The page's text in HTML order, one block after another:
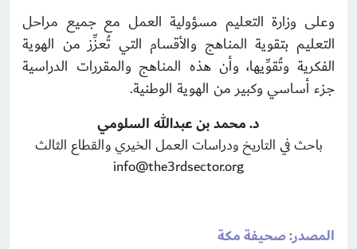
وعلى وزارة التعليم مسؤولية العمل مع جميع مراحل
التعليم بتقوية المناهج والأقسام التي تُعزِّز من الهوية
الفكرية وتُقوِّيها، وأن هذه المناهج والمقررات الدراسية
جزء أساسي وكبير من الهوية الوطنية.
د. محمد بن عبدالله السلومي
باحث في التاريخ ودراسات العمل الخيري والقطاع الثالث
info@the3rdsector.org
المصدر: صحيفة مكة